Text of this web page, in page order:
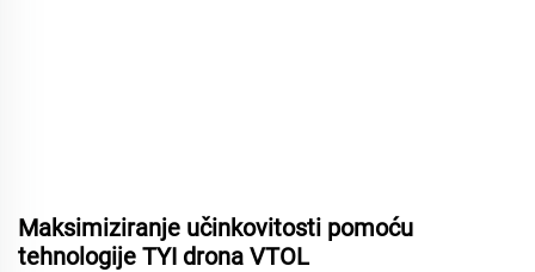
Maksimiziranje učinkovitosti pomoću
tehnologije TYI drona VTOL